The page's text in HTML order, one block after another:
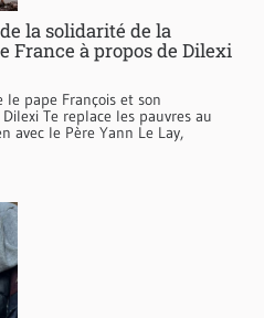
la solidarité de la
France à propos de Dilexi
pape François et son
Te replace les pauvres au
avec le Père Yann Le Lay,